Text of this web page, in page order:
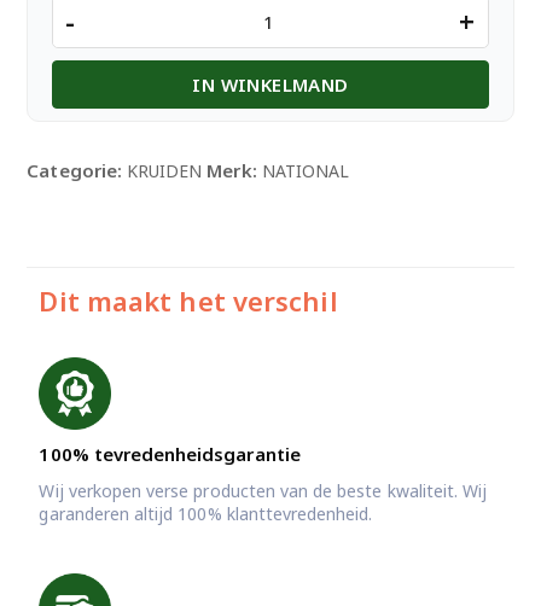
CHICKEN
BIRYANI
aantal
- +
IN WINKELMAND
Categorie: KRUIDEN Merk: NATIONAL
Dit maakt het verschil
100% tevredenheidsgarantie
Wij verkopen verse producten van de beste kwaliteit. Wij
garanderen altijd 100% klanttevredenheid.